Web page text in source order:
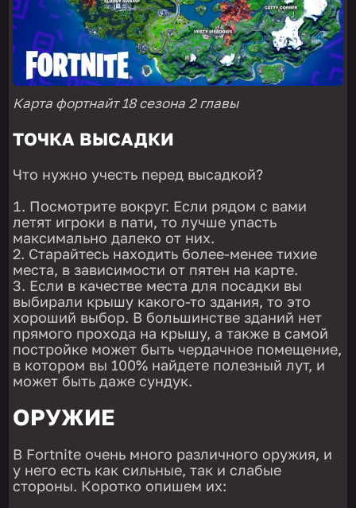
Карта фортнайт 18 сезона 2 главы
ТОЧКА ВЫСАДКИ
Что нужно учесть перед высадкой?
Посмотрите вокруг. Если рядом с вами
летят игроки в пати, то лучше упасть
максимально далеко от них.
Старайтесь находить более-менее тихие
места, в зависимости от пятен на карте.
Если в качестве места для посадки вы
выбирали крышу какого-то здания, то это
хороший выбор. В большинстве зданий нет
прямого прохода на крышу, а также в самой
постройке может быть чердачное помещение,
в котором вы 100% найдете полезный лут, и
может быть даже сундук.
ОРУЖИЕ
В Fortnite очень много различного оружия, и
у него есть как сильные, так и слабые
стороны. Коротко опишем их: